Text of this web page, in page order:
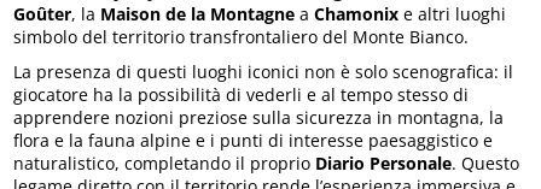
Goûter, la Maison de la Montagne aChamonixe altri luoghi
simbolo del territorio transfrontaliero del Monte Bianco.
La presenza di questi luoghi iconici non è solo scenografica: il
giocatore ha la possibilità di vederli e al tempo stesso di
apprendere nozioni preziose sulla sicurezza in montagna, la
flora e la fauna alpine e i punti di interesse paesaggistico e
naturalistico, completando il proprio Diario Personale. Questo